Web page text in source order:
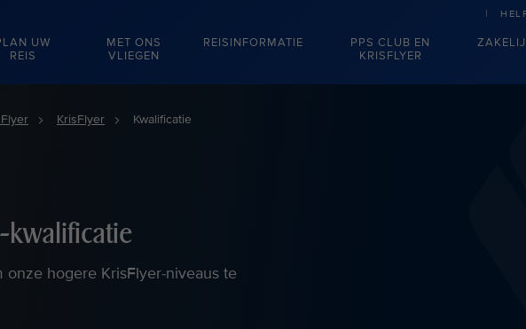
UW
REIS
MET ONS
VLIEGEN
REISINFORMATIE
PPS CLUB EN
KRISFLYER
KrisFlyer Kwalificatie
kwalificatie
onze hogere KrisFlyer-niveaus te